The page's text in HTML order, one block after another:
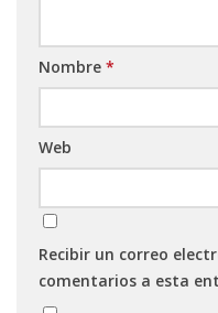
Nombre *
Web
Recibir un correo
comentarios a esta